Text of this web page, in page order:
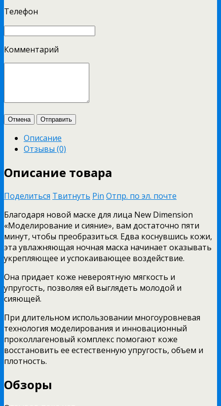
Телефон
Комментарий
Отмена Отправить
Описание
Отзывы (0)
Описание товара
Поделиться Твитнуть Pin Отпр. по эл. почте
Благодаря новой маске для лица New Dimension
«Моделирование и сияние», вам достаточно пяти
минут, чтобы преобразиться. Едва коснувшись кожи,
эта увлажняющая ночная маска начинает оказывать
укрепляющее и успокаивающее воздействие.
Она придает коже невероятную мягкость и
упругость, позволяя ей выглядеть молодой и
сияющей.
При длительном использовании многоуровневая
технология моделирования и инновационный
проколлагеновый комплекс помогают коже
восстановить ее естественную упругость, объем и
плотность.
Обзоры